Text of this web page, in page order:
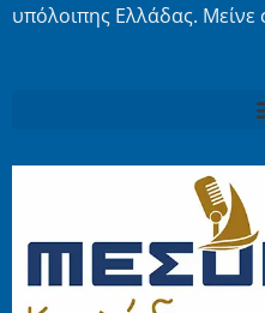
υπόλοιπης Ελλάδας. Μείνε